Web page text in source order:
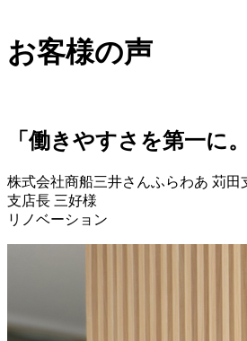
お客様の声
「働きやすさを第一に
株式会社商船三井さんふらわあ 苅田
支店長 三好様
リノベーション